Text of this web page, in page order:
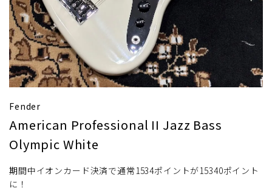
Fender
American Professional II Jazz Bass
Olympic White
期間中イオンカード決済で通常1534ポイントが15340ポイント
に！